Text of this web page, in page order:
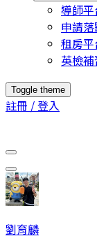
導師平
申請
租房
英檢
Toggle theme
註冊 / 登入
劉育麟